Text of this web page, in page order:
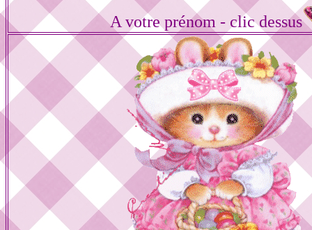
A votre prénom - clic dessus